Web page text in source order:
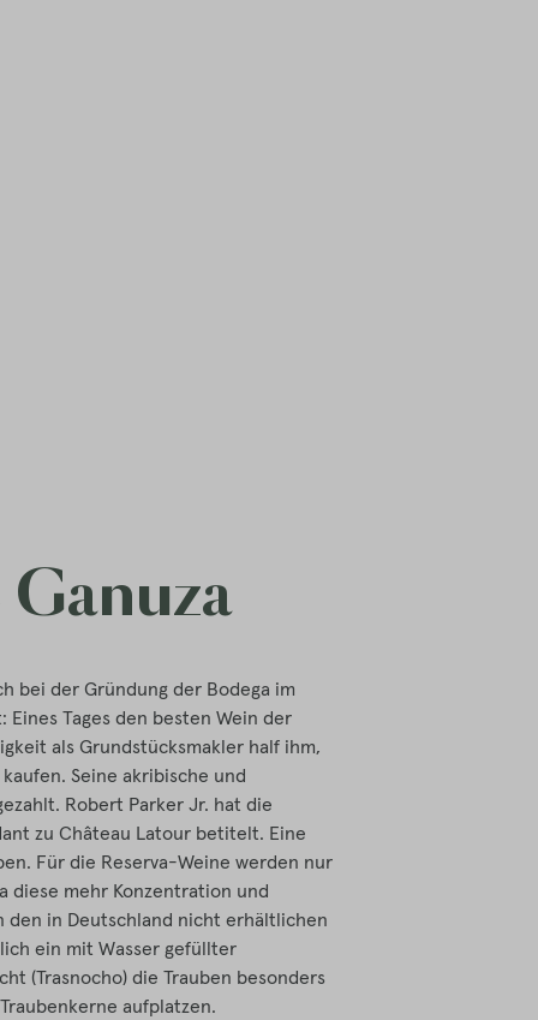
bei der Gründung der Bodega im
Eines Tages den besten Wein der
als Grundstücksmakler half ihm,
Seine akribische und
Robert Parker Jr. hat die
zu Château Latour betitelt. Eine
Für die Reserva-Weine werden nur
diese mehr Konzentration und
den in Deutschland nicht erhältlichen
ein mit Wasser gefüllter
(Trasnocho) die Trauben besonders
aufplatzen.